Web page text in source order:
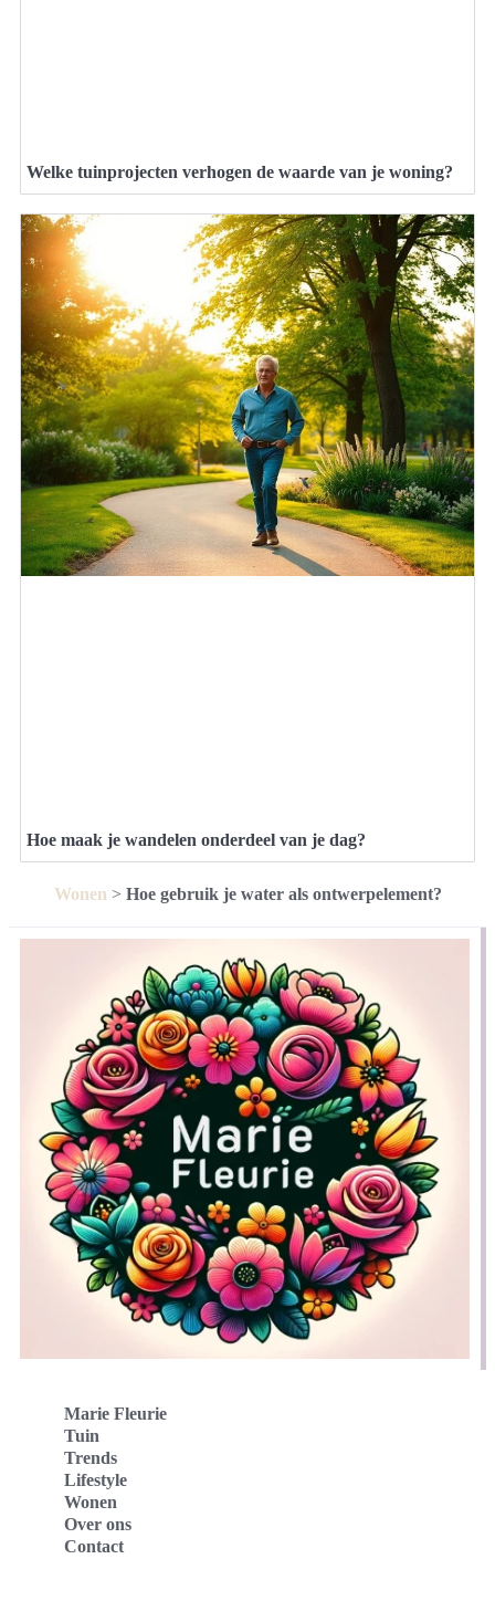
Welke tuinprojecten verhogen de waarde van je woning?
Hoe maak je wandelen onderdeel van je dag?
Wonen > Hoe gebruik je water als ontwerpelement?
Marie Fleurie
Tuin
Trends
Lifestyle
Wonen
Over ons
Contact